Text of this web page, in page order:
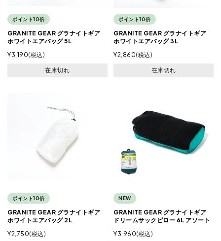
ポイント10倍
GRANITE GEAR グラナイトギア
ホワイトエアバッグ 5L
¥3,190 税込
在庫切れ
ポイント10倍
GRANITE GEAR グラナイトギア
ホワイトエアバッグ 3L
¥2,860 税込
在庫切れ
ポイント10倍
GRANITE GEAR グラナイトギア
ホワイトエアバッグ 2L
¥2,750 税込
NEW
GRANITE GEAR グラナイトギア
ドリームサックピロー 6L アソート
¥3,960 税込